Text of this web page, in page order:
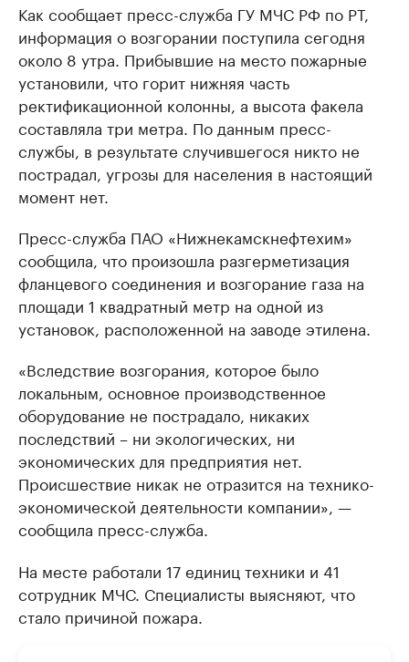
Как сообщает пресс-служба ГУ МЧС РФ по РТ,
информация о возгорании поступила сегодня
около 8 утра. Прибывшие на место пожарные
установили, что горит нижняя часть
ректификационной колонны, а высота факела
составляла три метра. По данным пресс-
службы, в результате случившегося никто не
пострадал, угрозы для населения в настоящий
момент нет.
Пресс-служба ПАО «Нижнекамскнефтехим»
сообщила, что произошла разгерметизация
фланцевого соединения и возгорание газа на
площади 1 квадратный метр на одной из
установок, расположенной на заводе этилена.
«Вследствие возгорания, которое было
локальным, основное производственное
оборудование не пострадало, никаких
последствий – ни экологических, ни
экономических для предприятия нет.
Происшествие никак не отразится на технико-
экономической деятельности компании», —
сообщила пресс-служба.
На месте работали 17 единиц техники и 41
сотрудник МЧС. Специалисты выясняют, что
стало причиной пожара.